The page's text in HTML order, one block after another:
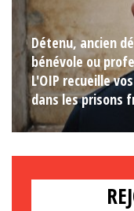
Détenu, ancien
bénévole ou
L'OIP recueille
dans les prisons